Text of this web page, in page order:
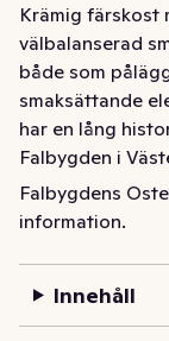
Krämig färskost
välbalanserad
både som
smaksättande
har en lång
Falbygden i
sortiment av
importerade
distribution.
Falbygdens
information.
Innehåll